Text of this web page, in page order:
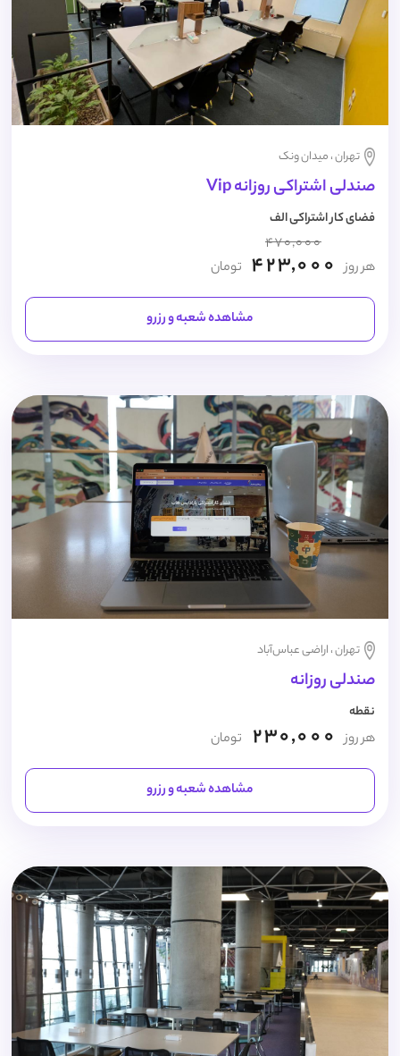
تهران ، میدان ونک
صندلی اشتراکی روزانه Vip
فضای کار اشتراکی الف
هر روز
470,000
423,000 تومان
مشاهده شعبه و رزرو
تهران ، اراضی عباس‌آباد
صندلی روزانه
نقطه
هر روز 230,000 تومان
مشاهده شعبه و رزرو